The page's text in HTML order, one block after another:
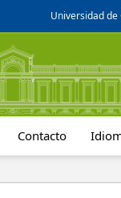
Universidad de
Contacto